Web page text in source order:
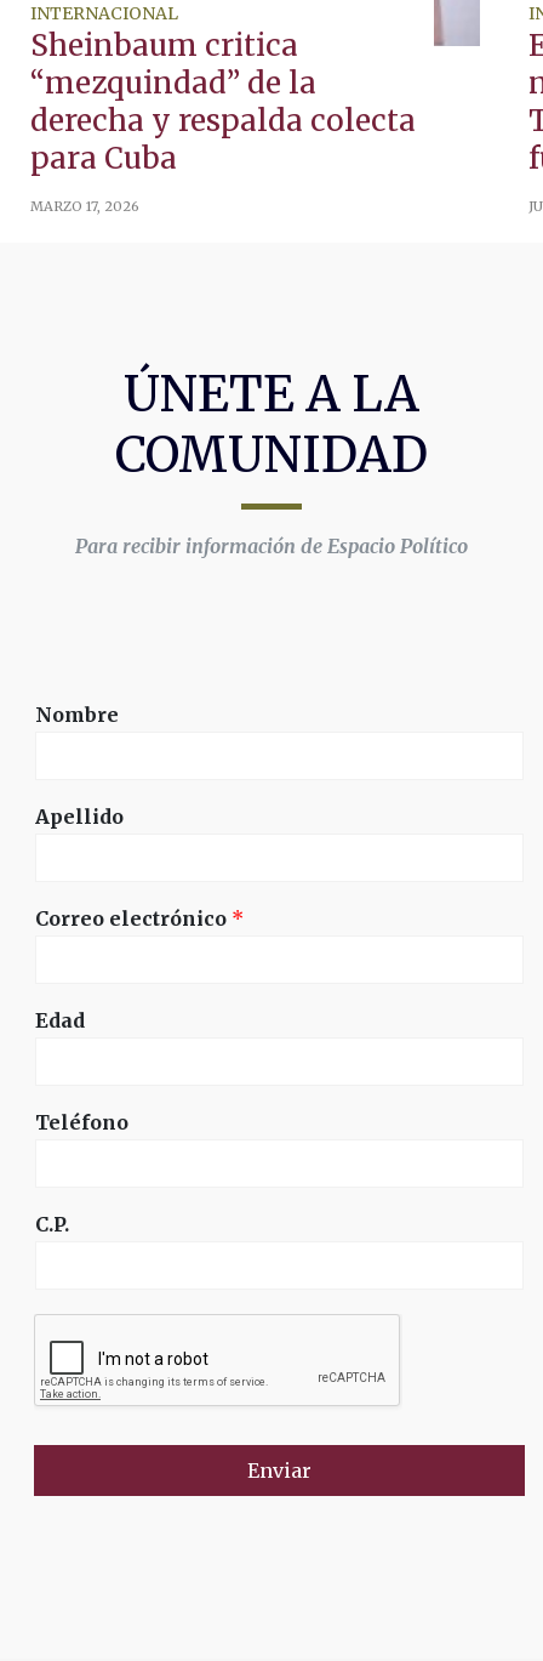
INTERNACIONAL
Sheinbaum critica
“mezquindad” de la
derecha y respalda colecta
para Cuba
MARZO 17, 2026
ÚNETE A LA
COMUNIDAD
Para recibir información de Espacio Político
Nombre
Apellido
Correo electrónico *
Edad
Teléfono
C.P.
Enviar